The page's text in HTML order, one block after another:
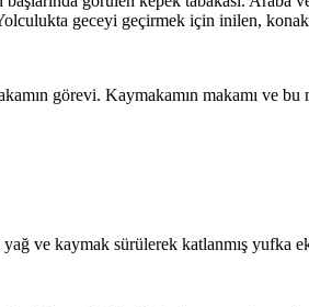
geceyi geçirmek için inilen,
görevi. Kaymakamın makamı ve bu
ve kaymak sürülerek katlanmış yufka